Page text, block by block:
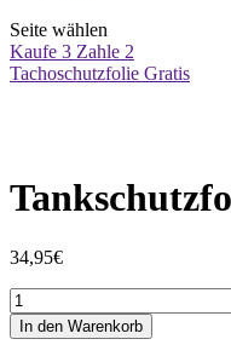
Seite wählen
Kaufe 3 Zahle 2
Tachoschutzfolie Gratis
34,95€
Tankschutzfolie
Tankpad
passend
In den Warenkorb